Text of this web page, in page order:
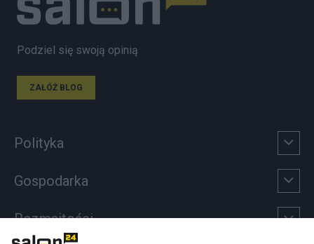
Podziel się swoją opinią
ZAŁÓŻ BLOG
Polityka
Gospodarka
Rozmaitości